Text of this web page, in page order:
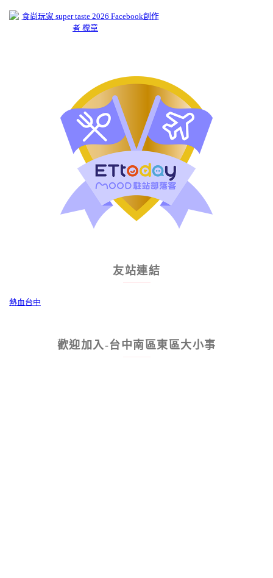
友站連結
熱血台中
歡迎加入-台中南區東區大小事